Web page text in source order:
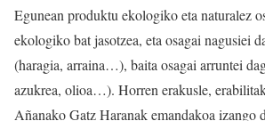
Egunean produktu ekologiko eta naturalez
ekologiko bat jasotzea, eta osagai nagusiei
(haragia, arraina…), baita osagai arruntei
azukrea, olioa…). Horren erakusle,
Añanako Gatz Haranak emandakoa izango